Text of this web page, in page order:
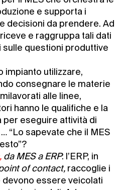
e supporta i
decisioni da prendere. Ad
e raggruppa tali dati
questioni produttive
impianto utilizzare,
consegnare le materie
alle linee,
hanno le qualifiche e la
per eseguire attività di
“Lo sapevate che il MES
da MES a ERP: l’ERP, in
of contact, raccoglie i
devono essere veicolati